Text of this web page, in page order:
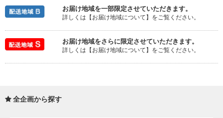
お届け地域を一部限定させていただきます。
詳しくは【お届け地域について】をご覧ください。
お届け地域をさらに限定させていただきます。
詳しくは【お届け地域について】をご覧ください。
全企画から探す